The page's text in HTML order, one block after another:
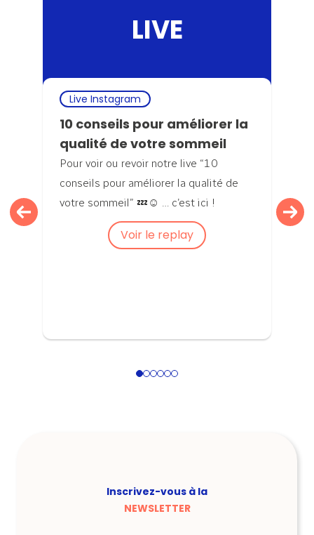
LIVE
Live Instagram
10 conseils pour améliorer la
qualité de votre sommeil
Pour voir ou revoir notre live “10
conseils pour améliorer la qualité de
votre sommeil” 💤☺️ … c’est ici !
Voir le replay
123456
Inscrivez-vous à la
NEWSLETTER